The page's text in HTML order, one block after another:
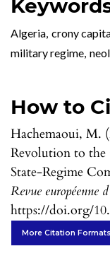
Algeria crony
military regime
How to
Hachemaoui, M.
Revolution to the
State-Regime
Revue européenne
https://doi.org/
More Citation Formats